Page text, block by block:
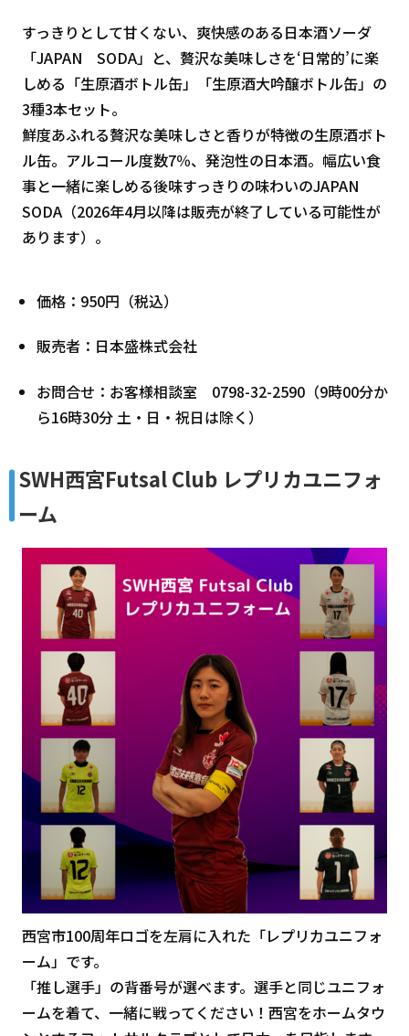
すっきりとして甘くない、爽快感のある日本酒ソーダ
「JAPAN SODA」と、贅沢な美味しさを‘日常的’に楽
しめる「生原酒ボトル缶」「生原酒大吟醸ボトル缶」の
3種3本セット。
鮮度あふれる贅沢な美味しさと香りが特徴の生原酒ボト
ル缶。アルコール度数7％、発泡性の日本酒。幅広い食
事と一緒に楽しめる後味すっきりの味わいのJAPAN
SODA（2026年4月以降は販売が終了している可能性が
あります）。
価格：950円（税込）
販売者：日本盛株式会社
お問合せ：お客様相談室 0798-32-2590（9時00分か
ら16時30分 土・日・祝日は除く）
SWH西宮Futsal Club レプリカユニフォ
ーム
西宮市100周年ロゴを左肩に入れた「レプリカユニフォ
ーム」です。
「推し選手」の背番号が選べます。選手と同じユニフォ
ームを着て、一緒に戦ってください！西宮をホームタウ